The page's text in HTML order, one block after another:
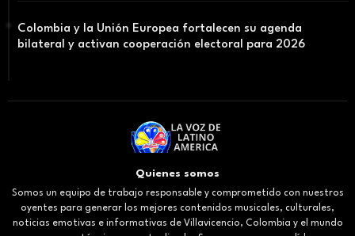
Colombia y la Unión Europea fortalecen su agenda
bilateral y activan cooperación electoral para 2026
Quienes somos
Somos un equipo de trabajo responsable y comprometido con nuestros
oyentes para generar los mejores contenidos musicales, culturales,
noticias emotivas e informativas de Villavicencio, Colombia y el mundo